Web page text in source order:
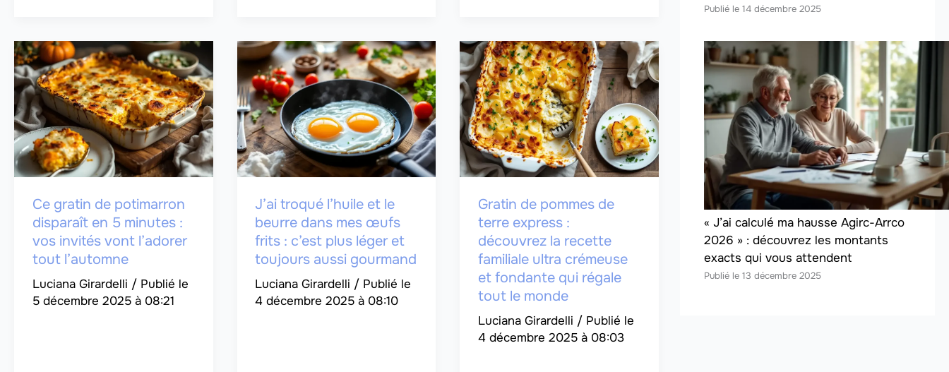
Ce gratin de potimarron
disparaît en 5 minutes :
vos invités vont l’adorer
tout l’automne
Luciana Girardelli /
5 décembre 2025 à 08:21
J’ai troqué l’huile et le
beurre dans mes œufs
frits : c’est plus léger et
toujours aussi gourmand
Luciana Girardelli /
4 décembre 2025 à 08:10
Gratin de pommes de
terre express :
découvrez la recette
familiale ultra crémeuse
et fondante qui régale
tout le monde
Luciana Girardelli /
4 décembre 2025 à 08:03
14 décembre 2025
« J’ai calculé ma hausse Agirc-Arrco
2026 » : découvrez les montants
exacts qui vous attendent
13 décembre 2025